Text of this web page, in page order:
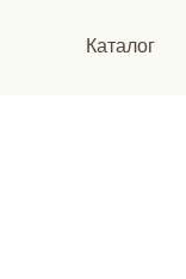
Каталог